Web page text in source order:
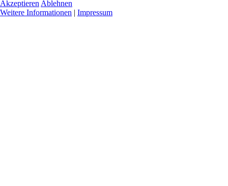
Akzeptieren Ablehnen
Weitere Informationen | Impressum